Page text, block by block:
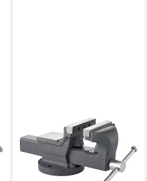
Schraubstock,
Parallelschraubstock 125 mm
82,98 €
lieferbar - in 2-3 Werktagen bei dir